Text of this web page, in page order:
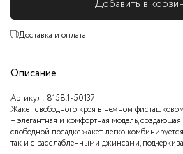
Добавить в
Доставка и оплата
Описание
Артикул: 8158.1-50137
Жакет свободного кроя в нежном
– элегантная и комфортная модель,
свободной посадке жакет легко
так и с расслабленными джинсами,